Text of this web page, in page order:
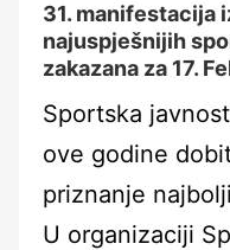
31. manifestacija
najuspješnijih
zakazana za 17.
Sportska
ove godine
priznanje
U organizaciji